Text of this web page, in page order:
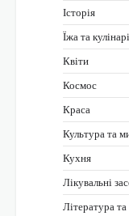
Історія
Їжа та
Квіти
Космос
Краса
Культура та
Кухня
Лікувальні
Література